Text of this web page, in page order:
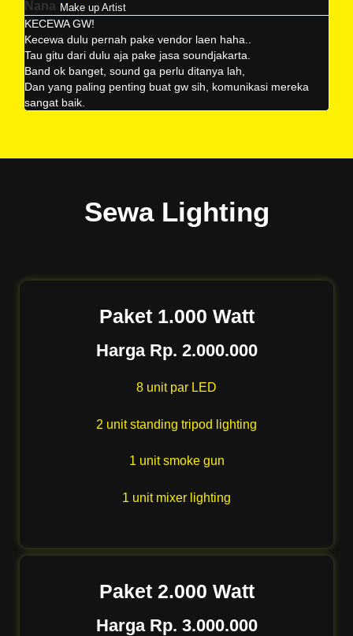
Make up Artist
KECEWA GW!
Kecewa dulu pernah pake vendor laen haha..
Tau gitu dari dulu aja pake jasa soundjakarta.
Band ok banget, sound ga perlu ditanya lah,
Dan yang paling penting buat gw sih, komunikasi mereka
sangat baik.
Sewa Lighting
Paket 1.000 Watt
Harga Rp. 2.000.000
8 unit par LED
2 unit standing tripod lighting
1 unit smoke gun
1 unit mixer lighting
Paket 2.000 Watt
Harga Rp. 3.000.000